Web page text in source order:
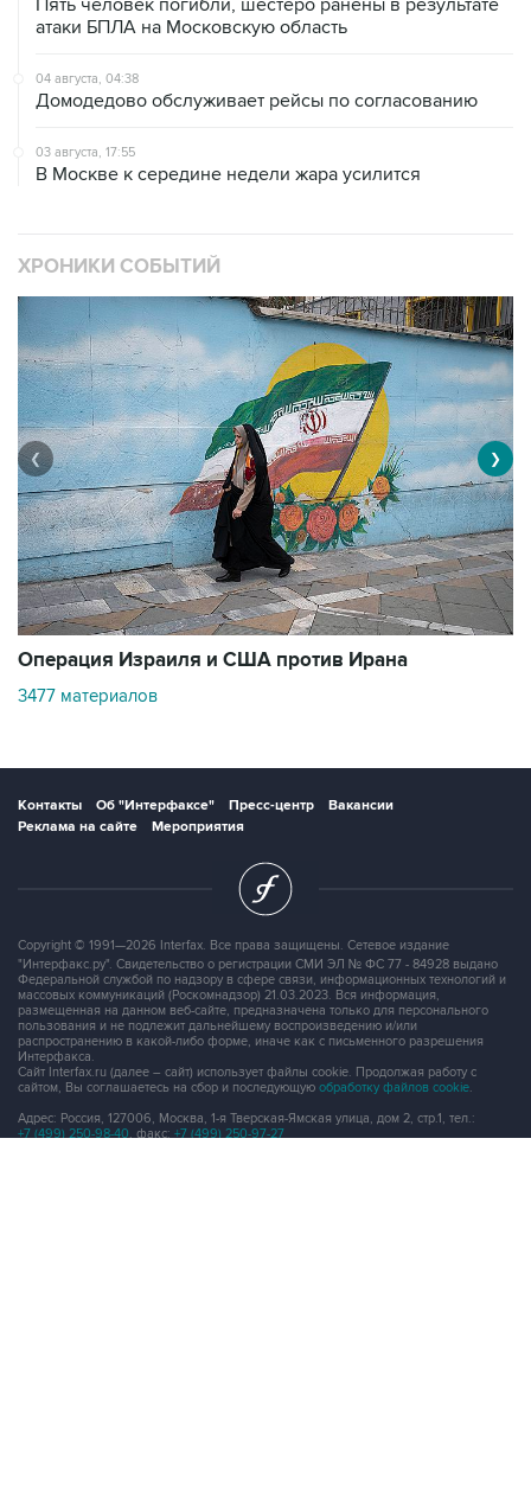
атаки БПЛА на Московскую область
04 августа, 04:38
Домодедово обслуживает рейсы по согласованию
03 августа, 17:55
В Москве к середине недели жара усилится
ХРОНИКИ СОБЫТИЙ
Операция Израиля и США против Ирана
3477 материалов
❮ ❯
Контакты Об "Интерфаксе" Пресс-центр
Вакансии
Реклама на сайте
Мероприятия
Copyright © 1991—2026 Interfax. Все права защищены. Сетевое издание
"Интерфакс.ру". Свидетельство о регистрации СМИ ЭЛ № ФС 77 - 84928 выдано
Федеральной службой по надзору в сфере связи, информационных технологий и
массовых коммуникаций (Роскомнадзор) 21.03.2023. Вся информация,
размещенная на данном веб-сайте, предназначена только для персонального
пользования и не подлежит дальнейшему воспроизведению и/или
распространению в какой-либо форме, иначе как с письменного разрешения
Интерфакса.
Сайт Interfax.ru (далее – сайт) использует файлы cookie. Продолжая работу с
сайтом, Вы соглашаетесь на сбор и последующую обработку файлов cookie.
Адрес: Россия, 127006, Москва, 1-я Тверская-Ямская улица, дом 2, стр.1, тел.:
+7 (499) 250-98-40, факс: +7 (499) 250-97-27